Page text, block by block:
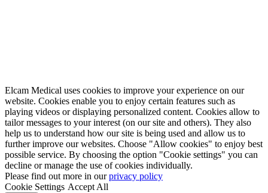
Elcam Medical uses cookies to improve your experience on our
website. Cookies enable you to enjoy certain features such as
playing videos or displaying personalized content. Cookies allow to
tailor messages to your interest (on our site and others). They also
help us to understand how our site is being used and allow us to
further improve our websites. Choose "Allow cookies" to enjoy best
possible service. By choosing the option "Cookie settings" you can
decline or manage the use of cookies individually.
Please find out more in ourprivacy policy
Cookie Settings Accept All